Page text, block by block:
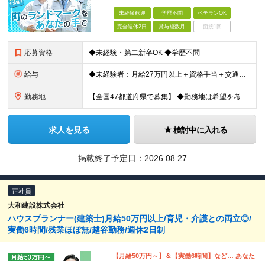
未経験歓迎 学歴不問 ベテランOK
完全週休2日 賞与複数月 面接1回
応募資格 ◆未経験・第二新卒OK ◆学歴不問
給与 ◆未経験者：月給27万円以上＋資格手当＋交通費全額支給＋時間外手当＋休日出勤手当 等 ◆経験者：月給32万円以上＋資格手当＋交通費全額支給＋時間外手当＋休日出勤手当 等 ◎あなたの給与は、これま
勤務地 【全国47都道府県で募集】 ◆勤務地は希望を考慮 ◆転勤なし ◆U・I・Jターン歓迎！ ◆基本直行直帰 ＼積極採用中／ 東北：宮城県、福島県 関東：東京都、神奈川県、埼玉県、千葉県 東海：愛知県、三
求人を見る 検討中に入れる
掲載終了予定日： 2026.08.27
正社員
大和建設株式会社
ハウスプランナー(建築士)月給50万円以上/育児・介護との両立◎/
実働6時間/残業ほぼ無/越谷勤務/週休2日制
【月給50万円～】＆【実働6時間】など… あなた